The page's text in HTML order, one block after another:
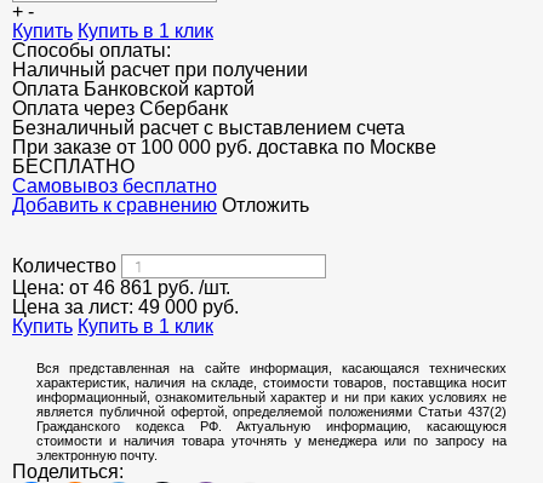
НЕДОРОГОЙ МЕТАЛЛОПРОКАТ
+ -
Купить Купить в 1 клик
Способы оплаты:
Наличный расчет при получении
Оплата Банковской картой
Оплата через Сбербанк
Безналичный расчет с выставлением счета
При заказе от 100 000 руб. доставка по Москве
БЕСПЛАТНО
Cамовывоз бесплатно
Добавить к сравнению Отложить
Количество
Цена: от 46 861 руб. /шт.
Цена за лист: 49 000 руб.
Купить Купить в 1 клик
Вся представленная на сайте информация, касающаяся технических
характеристик, наличия на складе, стоимости товаров, поставщика носит
информационный, ознакомительный характер и ни при каких условиях не
является публичной офертой, определяемой положениями Статьи 437(2)
Гражданского кодекса РФ. Актуальную информацию, касающуюся
стоимости и наличия товара уточнять у менеджера или по запросу на
электронную почту.
Поделиться: